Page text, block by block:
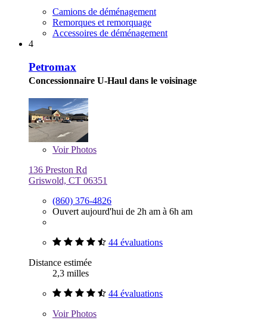
Camions de déménagement
Remorques et remorquage
Accessoires de déménagement
4
Petromax
Concessionnaire U-Haul dans le voisinage
VoirPhotos
136 Preston Rd
Griswold, CT 06351
(860) 376-4826
Ouvert aujourd'hui de 2h am à 6h am
44 évaluations
Distance estimée
2,3 milles
44 évaluations
VoirPhotos